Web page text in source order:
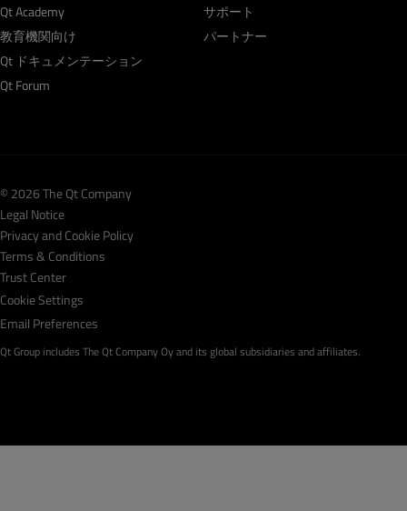
Qt Academy
教育機関向け
Qt ドキュメンテーション
Qt Forum
サポート
パートナー
© 2026 The Qt Company
Legal Notice
Privacy and Cookie Policy
Terms & Conditions
Trust Center
Cookie Settings
Email Preferences
Qt Group includes The Qt Company Oy and its global subsidiaries and affiliates.